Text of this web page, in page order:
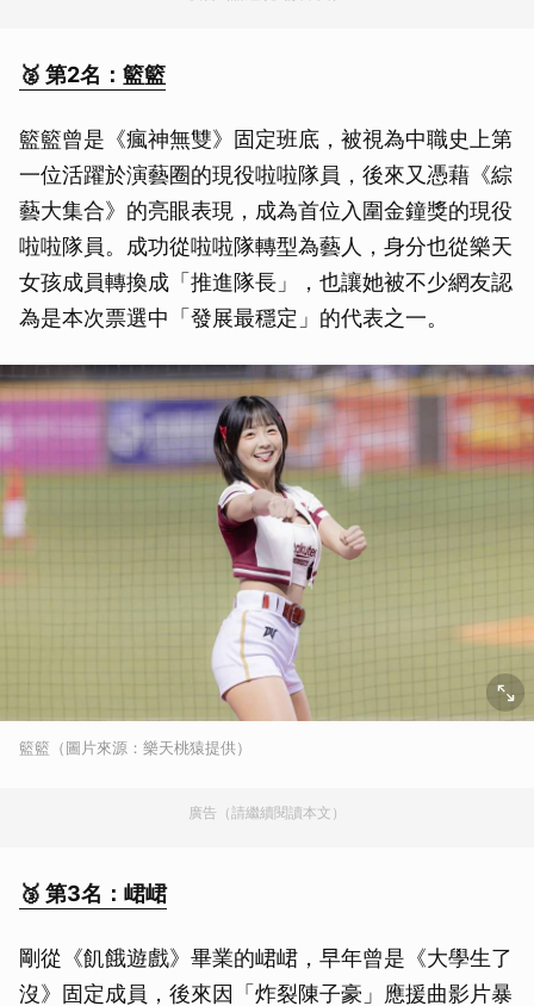
🥈 第2名：籃籃
籃籃曾是《瘋神無雙》固定班底，被視為中職史上第
一位活躍於演藝圈的現役啦啦隊員，後來又憑藉《綜
藝大集合》的亮眼表現，成為首位入圍金鐘獎的現役
啦啦隊員。成功從啦啦隊轉型為藝人，身分也從樂天
女孩成員轉換成「推進隊長」，也讓她被不少網友認
為是本次票選中「發展最穩定」的代表之一。
籃籃（圖片來源：樂天桃猿提供）
廣告（請繼續閱讀本文）
🥉 第3名：峮峮
剛從《飢餓遊戲》畢業的峮峮，早年曾是《大學生了
沒》固定成員，後來因「炸裂陳子豪」應援曲影片暴